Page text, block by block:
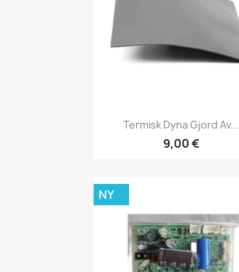
Snabbvy
Termisk Dyna Gjord Av...
9,00 €
NY